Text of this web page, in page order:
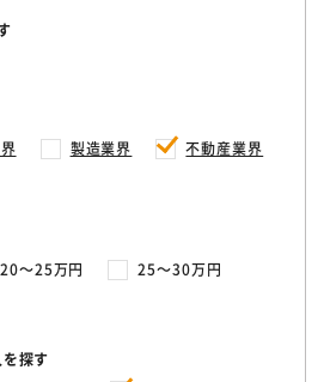
製造業界 不動産業界
20〜25万円 25〜30万円
を探す